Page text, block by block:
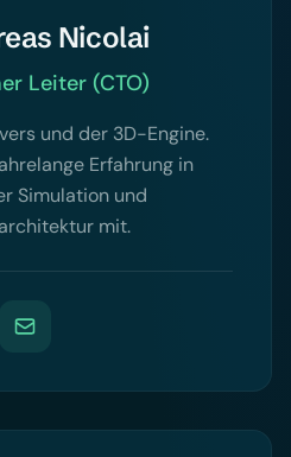
Nicolai
Leiter (CTO)
und der 3D-Engine.
Erfahrung in
Simulation und
mit.